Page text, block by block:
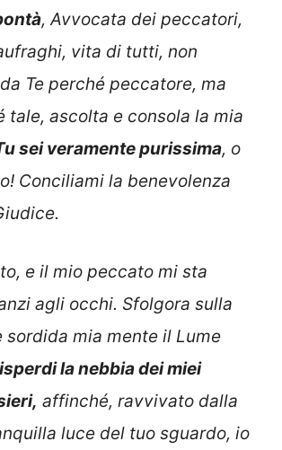
, Avvocata dei peccatori,
vita di tutti, non
Te perché peccatore, ma
tale, ascolta e consola la mia
sei veramente purissima, o
Conciliami la benevolenza
e il mio peccato mi sta
agli occhi. Sfolgora sulla
sordida mia mente il Lume
la nebbia dei miei
affinché, ravvivato dalla
luce del tuo sguardo, io